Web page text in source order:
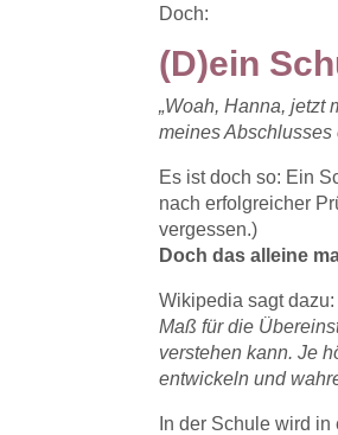
Doch:
(D)ein
„Woah, Hanna,
meines
Es ist doch so: Ein
nach erfolgreicher
vergessen.)
Doch das alleine
Wikipedia sagt
Maß für die
verstehen kann. Je
entwickeln und
In der Schule wird